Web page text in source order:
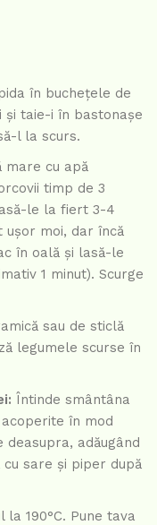
în buchețele de
și taie-i în bastonașe
l la scurs.
mare cu apă
timp de 3
le la fiert 3-4
ușor moi, dar încă
în oală și lasă-le
1 minut). Scurge
sau de sticlă
legumele scurse în
Întinde smântâna
în mod
adăugând
sare și piper după
190°C. Pune tava